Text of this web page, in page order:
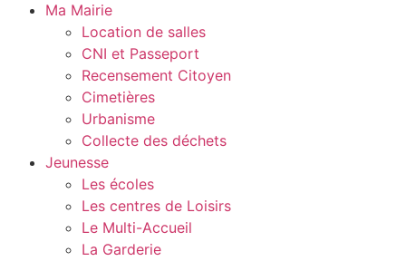
Ma Mairie
Location de salles
CNI et Passeport
Recensement Citoyen
Cimetières
Urbanisme
Collecte des déchets
Jeunesse
Les écoles
Les centres de Loisirs
Le Multi-Accueil
La Garderie